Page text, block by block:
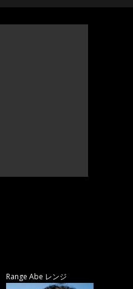
Range Abe レンジ